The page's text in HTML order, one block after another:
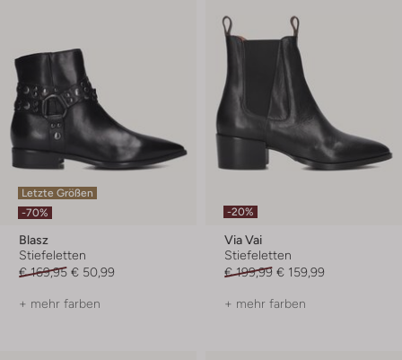
Letzte Größen
-70%
Blasz
Stiefeletten
€ 169,95 € 50,99
+ mehr farben
-20%
Via Vai
Stiefeletten
€ 199,99 € 159,99
+ mehr farben